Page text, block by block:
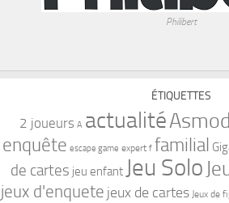
Philibert
ÉTIQUETTES
2 joueurs A actualité
enquête escape game expert f familial
de cartes jeu enfantJeu Solo
jeux d'enquete jeux de cartes Jeux de